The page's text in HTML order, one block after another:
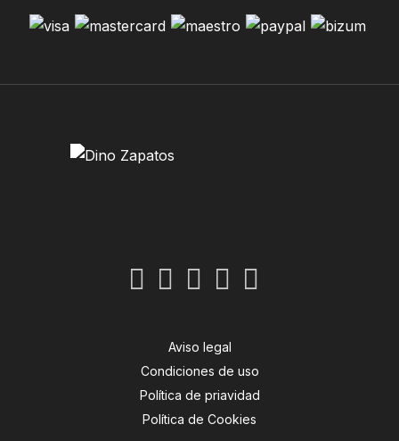
Aviso legal
Condiciones de uso
Política de priavidad
Política de Cookies